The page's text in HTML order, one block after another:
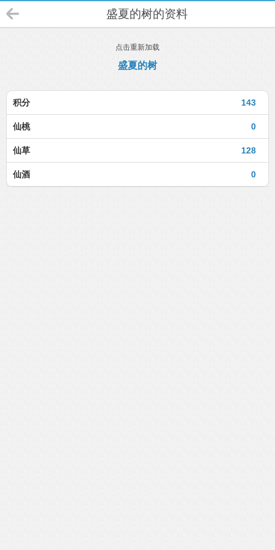
盛夏的树的资料
点击重新加载
盛夏的树
143
积分
0
仙桃
128
仙草
0
仙酒